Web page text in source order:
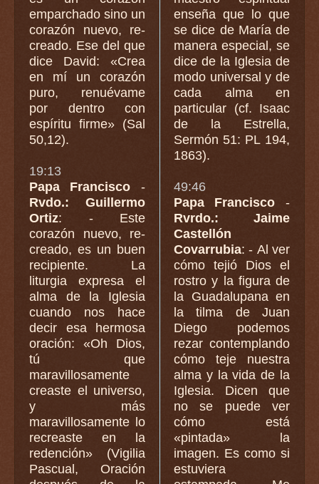
emparchado sino un
corazón nuevo, re-
creado. Ese del que
dice David: «Crea
en mí un corazón
puro, renuévame
por dentro con
espíritu firme» (Sal
50,12).
19:13
Papa Francisco -
Rvdo.: Guillermo
Ortiz: - Este
corazón nuevo, re-
creado, es un buen
recipiente. La
liturgia expresa el
alma de la Iglesia
cuando nos hace
decir esa hermosa
oración: «Oh Dios,
tú que
maravillosamente
creaste el universo,
y más
maravillosamente lo
recreaste en la
redención» (Vigilia
Pascual, Oración
enseña que lo que
se dice de María de
manera especial, se
dice de la Iglesia de
modo universal y de
cada alma en
particular (cf. Isaac
de la Estrella,
Sermón 51: PL 194,
1863).
49:46
Papa Francisco -
Rvrdo.: Jaime
Castellón
Covarrubia: - Al ver
cómo tejió Dios el
rostro y la figura de
la Guadalupana en
la tilma de Juan
Diego podemos
rezar contemplando
cómo teje nuestra
alma y la vida de la
Iglesia. Dicen que
no se puede ver
cómo está
«pintada» la
imagen. Es como si
estuviera